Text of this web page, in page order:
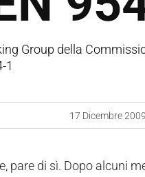
Group della
1
17 Dicembre 2009
pare di sì. Dopo alcuni